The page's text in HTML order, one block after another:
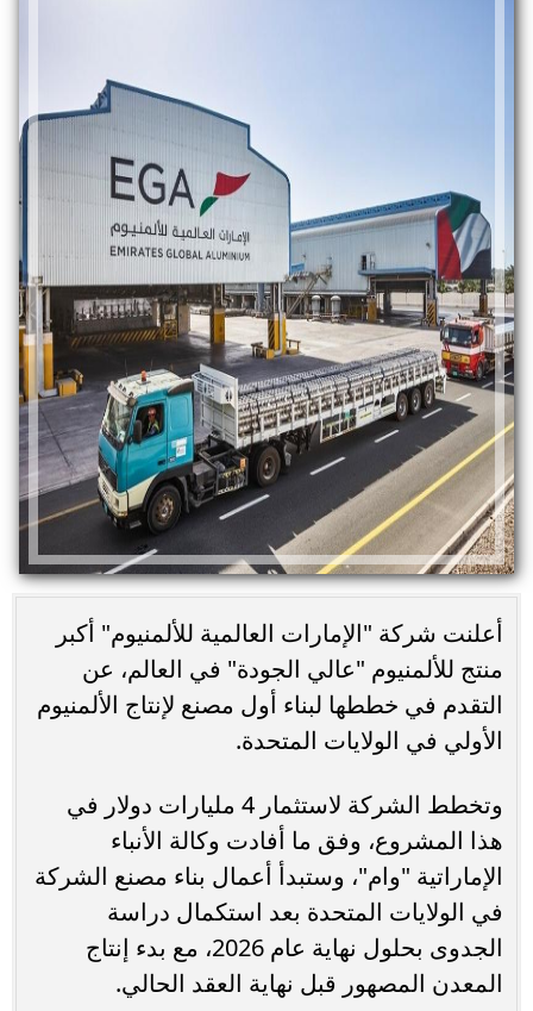
أعلنت شركة "الإمارات العالمية للألمنيوم" أكبر
منتج للألمنيوم "عالي الجودة" في العالم، عن
التقدم في خططها لبناء أول مصنع لإنتاج الألمنيوم
الأولي في الولايات المتحدة.
وتخطط الشركة لاستثمار 4 مليارات دولار في
هذا المشروع، وفق ما أفادت وكالة الأنباء
الإماراتية "وام"، وستبدأ أعمال بناء مصنع الشركة
في الولايات المتحدة بعد استكمال دراسة
الجدوى بحلول نهاية عام 2026، مع بدء إنتاج
المعدن المصهور قبل نهاية العقد الحالي.